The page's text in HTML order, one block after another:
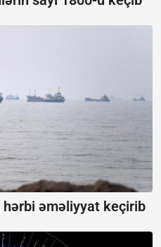
hərbi əməliyyat keçirib